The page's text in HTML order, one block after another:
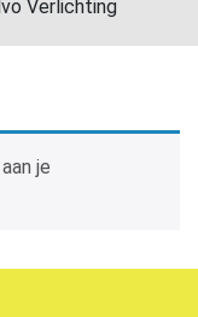
Verlichting
je